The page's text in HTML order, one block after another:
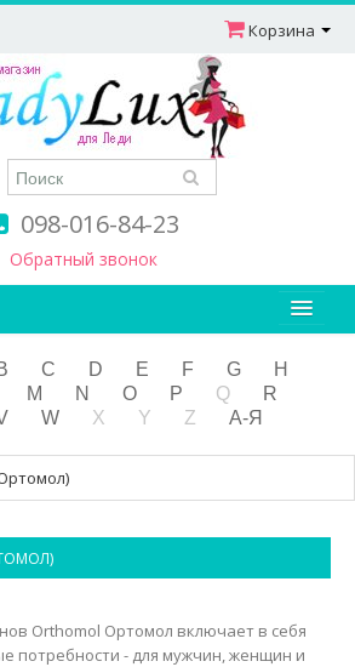
098-016-84-23
Обратный звонок
Корзина
C D E F G
H
M N O P Q
R
W X Y Z А-Я
Orthomol Ортомол включает в себя
потребности - для мужчин, женщин и